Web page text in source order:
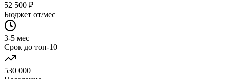
52 500 ₽
Бюджет от/мес
3-5 мес
Срок до топ-10
530 000